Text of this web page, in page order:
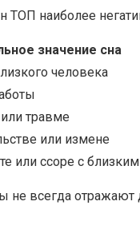
ТОП наиболее
значение сна
человека
травме
или измене
или ссоре с
не всегда отражают